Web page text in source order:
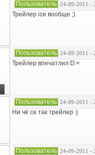
Пользователь 24-09-2011 -
Трейлер ice вообще ;)
Пользователь 24-09-2011 -
Трейлер впечатлил D:<
Пользователь 24-09-2011 -
Ни чё се так трейлер :|
Пользователь 24-09-2011 -